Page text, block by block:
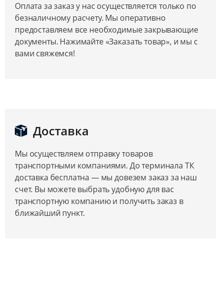
Оплата за заказ у нас осуществляется только по
безналичному расчету. Мы оперативно
предоставляем все необходимые закрывающие
документы. Нажимайте «Заказать товар», и мы с
вами свяжемся!
Доставка
Мы осуществляем отправку товаров
транспортными компаниями. До терминала ТК
доставка бесплатна — мы довезем заказ за наш
счет. Вы можете выбрать удобную для вас
транспортную компанию и получить заказ в
ближайший пункт.